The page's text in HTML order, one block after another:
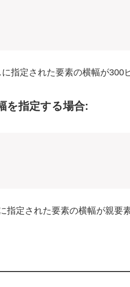
指定された要素の横幅が300
を指定する場合:
指定された要素の横幅が親要